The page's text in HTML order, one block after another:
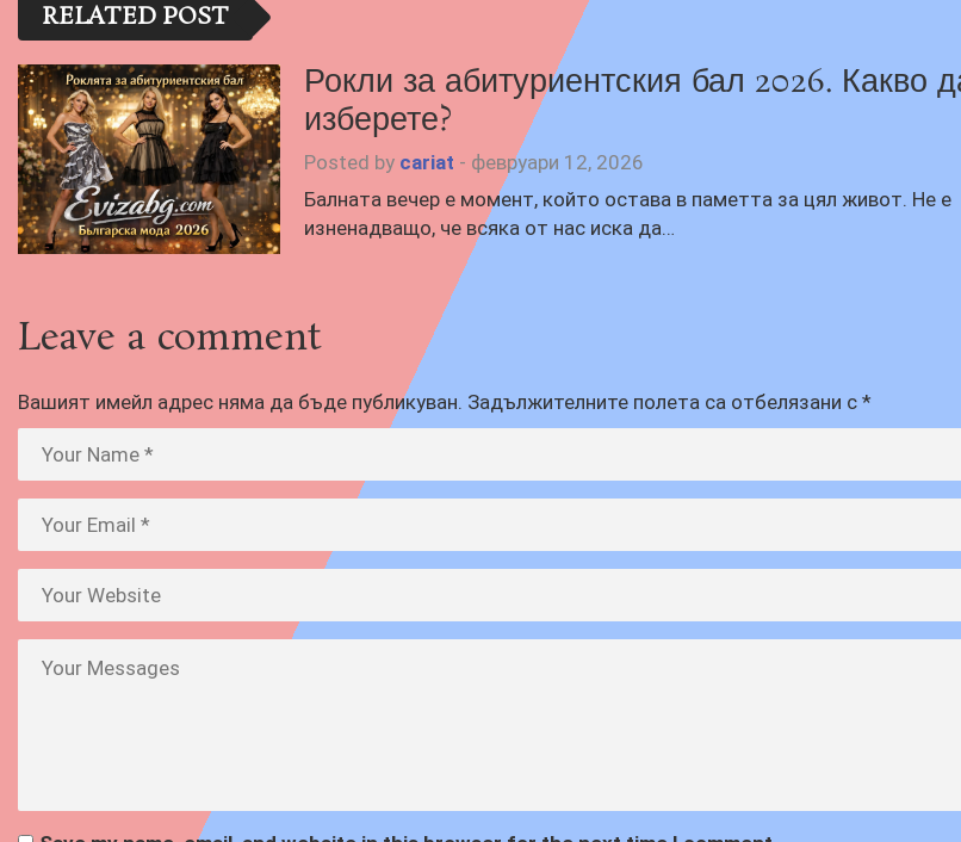
RELATED POST
Рокли за абитуриентския бал 2026. Какво
изберете?
Posted by cariat - февруари 12, 2026
Балната вечер е момент, който остава в паметта за цял живот. Не е
изненадващо, че всяка от нас иска да…
Leave a comment
Вашият имейл адрес няма да бъде публикуван. Задължителните полета са отбелязани с *